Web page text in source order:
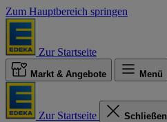
Zum Hauptbereich springen
Zur Startseite
Markt & Angebote Menü
Zur Startseite Schließen